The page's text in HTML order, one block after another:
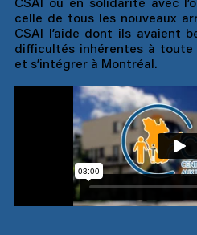
CSAI ou en solidarité avec
celle de tous les nouveaux
CSAI l’aide dont ils avaient
difficultés inhérentes à toute
et s’intégrer à Montréal.